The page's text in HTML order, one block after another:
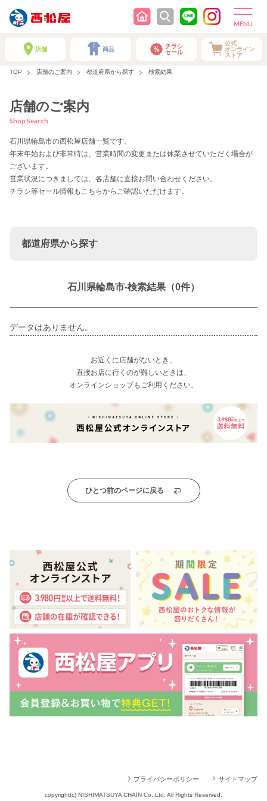
店舗 商品
チラシ
セール
公式
オンライン
ストア
TOP 店舗のご案内 都道府県から探す 検索結果
店舗のご案内
Shop Search
石川県輪島市の西松屋店舗一覧です。
年末年始および非常時は、営業時間の変更または休業させていただく場合が
ございます。
営業状況につきましては、各店舗に直接お問い合わせください。
チラシ等セール情報もこちらからご確認いただけます。
都道府県から探す
石川県輪島市-検索結果（0件）
データはありません。
お近くに店舗がないとき、
直接お店に行くのが難しいときは、
オンラインショップもご利用ください。
ひとつ前のページに戻る
プライバシーポリシー サイトマップ
copyright(c) NISHIMATSUYA CHAIN Co.,Ltd. All Rights Reserved.